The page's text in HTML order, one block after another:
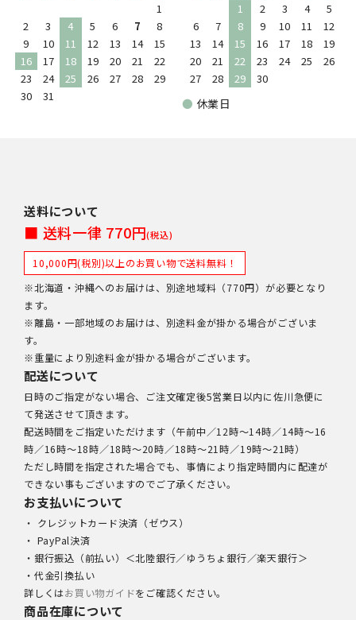
1
2
3 4 5 6 7
8
9
10 11 12 13 14
15
16
17 18 19 20 21
22
23
24 25 26 27 28
29
30
31
1
2 3 4
5
6
7 8 9 10 11
12
13
14 15 16 17 18
19
20
21 22 23 24 25
26
27
28 29 30
● 休業日
送料について
■ 送料一律 770円(税込)
10,000円(税別)以上のお買い物で送料無料！
※北海道・沖縄へのお届けは、別途地域料（770円）が必要となり
ます。
※離島・一部地域のお届けは、別途料金が掛かる場合がございま
す。
※重量により別途料金が掛かる場合がございます。
配送について
日時のご指定がない場合、ご注文確定後5営業日以内に佐川急便に
て発送させて頂きます。
配送時間をご指定いただけます（午前中／12時～14時／14時～16
時／16時～18時／18時～20時／18時～21時／19時～21時）
ただし時間を指定された場合でも、事情により指定時間内に配達が
できない事もございますのでご了承ください。
お支払いについて
・ クレジットカード決済（ゼウス）
・ PayPal決済
・銀行振込（前払い）＜北陸銀行／ゆうちょ銀行／楽天銀行＞
・代金引換払い
詳しくはお買い物ガイドをご確認ください。
商品在庫について